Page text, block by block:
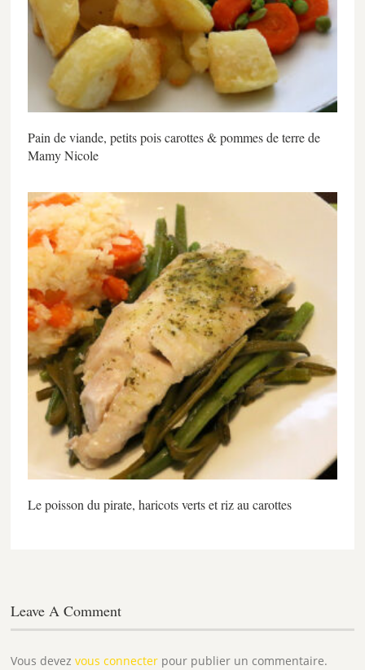
Pain de viande, petits pois carottes & pommes de terre de
Mamy Nicole
Le poisson du pirate, haricots verts et riz au carottes
Leave A Comment
Vous devezvous connecter pour publier un commentaire.